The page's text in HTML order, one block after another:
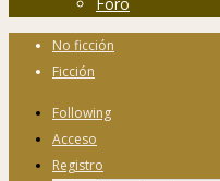
No ficción
Ficción
Following
Acceso
Registro